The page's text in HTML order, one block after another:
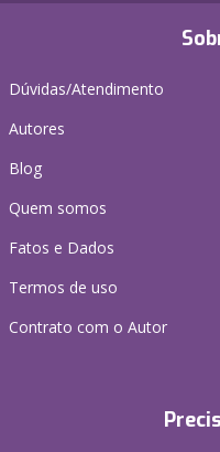
Dúvidas/Atendimento
Autores
Blog
Quem somos
Fatos e Dados
Termos de uso
Contrato com o Autor